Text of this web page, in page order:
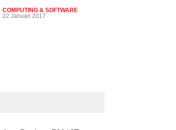
COMPUTING & SOFTWARE
22 Januari 2017